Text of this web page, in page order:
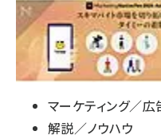
マーケティング／広
解説／ノウハウ